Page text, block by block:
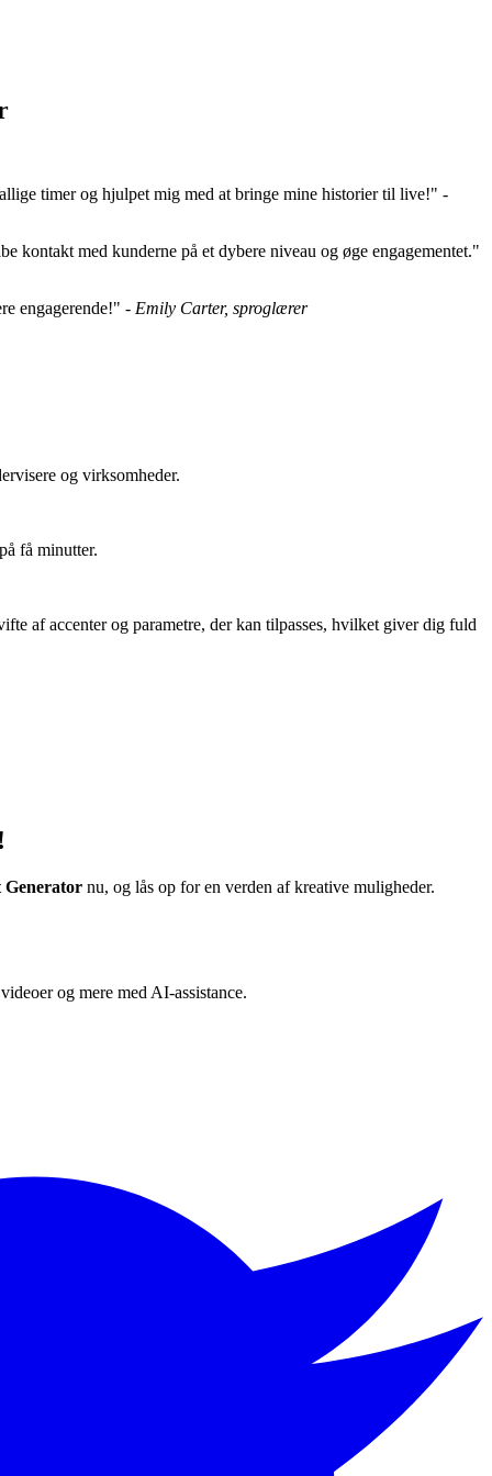
timer og hjulpet mig med at bringe mine historier til live!" -
kontakt med kunderne på et dybere niveau og øge engagementet."
engagerende!" - Emily Carter, sproglærer
og virksomheder.
få minutter.
af accenter og parametre, der kan tilpasses, hvilket giver dig fuld
Generator nu, og lås op for en verden af kreative muligheder.
og mere med AI-assistance.